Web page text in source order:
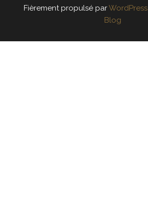
Fièrement propulsé parWordPress
Blog